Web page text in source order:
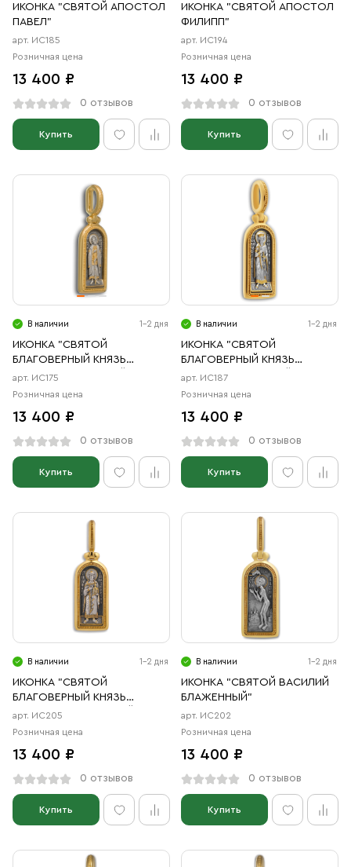
ИКОНКА "СВЯТОЙ АПОСТОЛ
ПАВЕЛ"
арт. ИС185
Розничная цена
13 400 ₽
0 отзывов
Купить
ИКОНКА "СВЯТОЙ АПОСТОЛ
ФИЛИПП"
арт. ИС194
Розничная цена
13 400 ₽
0 отзывов
Купить
В наличии 1-2 дня
ИКОНКА "СВЯТОЙ
БЛАГОВЕРНЫЙ КНЯЗЬ
АЛЕКСАНДР НЕВСКИЙ"
арт. ИС175
Розничная цена
13 400 ₽
0 отзывов
Купить
В наличии 1-2 дня
ИКОНКА "СВЯТОЙ
БЛАГОВЕРНЫЙ КНЯЗЬ
ВЯЧЕСЛАВ ЧЕШСКИЙ"
арт. ИС187
Розничная цена
13 400 ₽
0 отзывов
Купить
В наличии 1-2 дня
ИКОНКА "СВЯТОЙ
БЛАГОВЕРНЫЙ КНЯЗЬ
ДАНИИЛ МОСКОВСКИЙ"
арт. ИС205
Розничная цена
13 400 ₽
0 отзывов
Купить
В наличии 1-2 дня
ИКОНКА "СВЯТОЙ ВАСИЛИЙ
БЛАЖЕННЫЙ"
арт. ИС202
Розничная цена
13 400 ₽
0 отзывов
Купить